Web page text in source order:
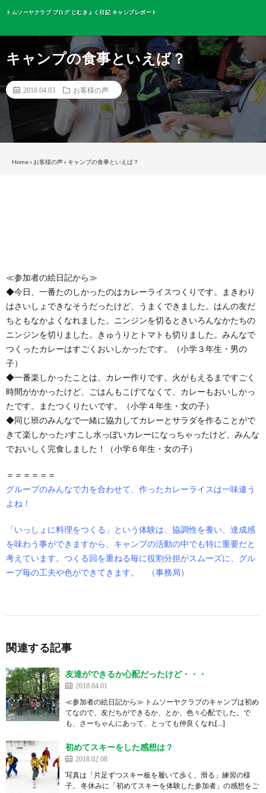
トムソーヤクラブ ブログ じむきょく日記 キャンプレポート
キャンプの食事といえば？
2018.04.03 お客様の声
Home» お客様の声» キャンプの食事といえば？
≪参加者の絵日記から≫
◆今日、一番たのしかったのはカレーライスつくりです。まきわり
はさいしょできなそうだったけど、うまくできました。はんの友だ
ちともなかよくなれました。ニンジンを切るときいろんなかたちの
ニンジンを切りました。きゅうりとトマトも切りました。みんなで
つくったカレーはすごくおいしかったです。（小学３年生・男の
子）
◆一番楽しかったことは、カレー作りです。火がもえるまですごく
時間がかかったけど、ごはんもこげてなくて、カレーもおいしかっ
たです。またつくりたいです。（小学４年生・女の子）
◆同じ班のみんなで一緒に協力してカレーとサラダを作ることがで
きて楽しかった♪すこし水っぽいカレーになっちゃったけど、みんな
でおいしく完食しました！（小学６年生・女の子）
＝＝＝＝＝＝
グループのみんなで力を合わせて、作ったカレーライスは一味違う
よね！
「いっしょに料理をつくる」という体験は、協調性を養い、達成感
を味わう事ができますから、キャンプの活動の中でも特に重要だと
考えています。つくる回を重ねる毎に役割分担がスムーズに、グル
ープ毎の工夫や色ができてきます。
（事務局）
関連する記事
友達ができるか心配だったけど・・・
2018.04.01
≪参加者の絵日記から≫ トムソーヤクラブのキャンプは初め
てなので、友だちができるか、とか、色々心配でした。で
も、さーちゃんにあって、とっても仲良くなれ[…]
初めてスキーをした感想は？
2018.02.08
写真は「片足ずつスキー板を履いて歩く、滑る」練習の様
子。 冬休みに「初めてスキーを体験した参加者」の感想をご